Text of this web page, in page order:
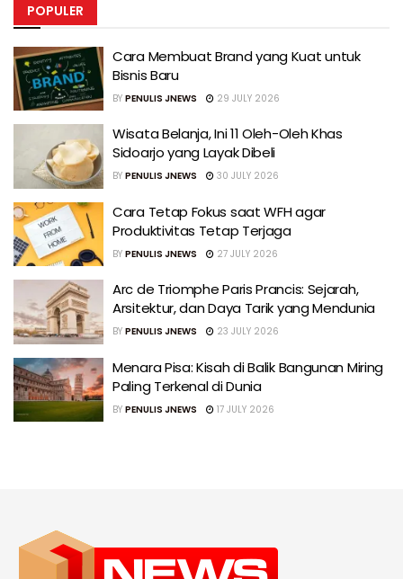
POPULER
Cara Membuat Brand yang Kuat untuk
Bisnis Baru
BY PENULIS JNEWS 29 JULY 2026
Wisata Belanja, Ini 11 Oleh-Oleh Khas
Sidoarjo yang Layak Dibeli
BY PENULIS JNEWS 30 JULY 2026
Cara Tetap Fokus saat WFH agar
Produktivitas Tetap Terjaga
BY PENULIS JNEWS 27 JULY 2026
Arc de Triomphe Paris Prancis: Sejarah,
Arsitektur, dan Daya Tarik yang Mendunia
BY PENULIS JNEWS 23 JULY 2026
Menara Pisa: Kisah di Balik Bangunan Miring
Paling Terkenal di Dunia
BY PENULIS JNEWS 17 JULY 2026